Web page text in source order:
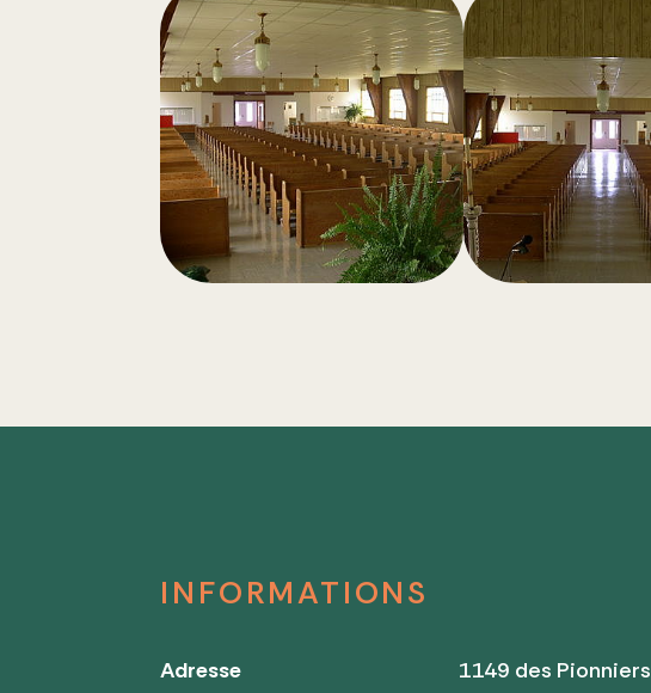
INFORMATIONS
Adresse
1149 des Pionniers